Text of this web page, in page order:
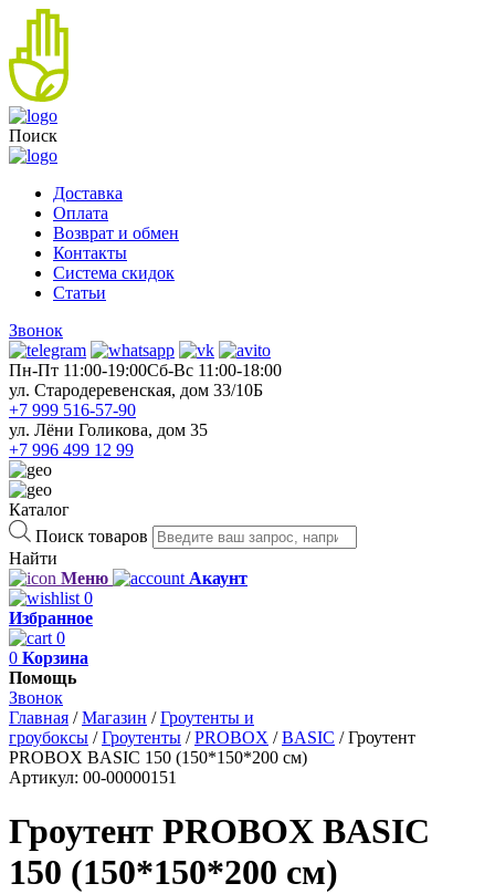
Поиск
Доставка
Оплата
Возврат и обмен
Контакты
Система скидок
Статьи
Звонок
Пн-Пт 11:00-19:00Cб-Вс 11:00-18:00
ул. Стародеревенская, дом 33/10Б
+7 999 516-57-90
ул. Лёни Голикова, дом 35
+7 996 499 12 99
Каталог
Поиск товаров
Найти
Меню
Акаунт
0
Избранное
0
0 Корзина
Помощь
Звонок
Главная /Магазин /Гроутенты и
гроубоксы /Гроутенты /PROBOX /BASIC /Гроутент
PROBOX BASIC 150 (150*150*200 см)
Артикул: 00-00000151
Гроутент PROBOX BASIC
150 (150*150*200 см)